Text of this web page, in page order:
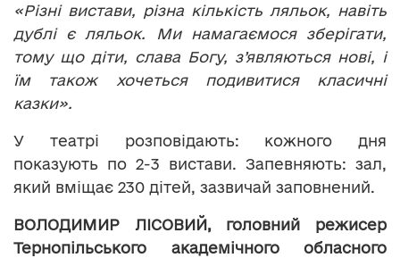
«Різні вистави, різна кількість ляльок, навіть
дублі є ляльок. Ми намагаємося зберігати,
тому що діти, слава Богу, з’являються нові, і
їм також хочеться подивитися класичні
казки».
У театрі розповідають: кожного дня
показують по 2-3 вистави. Запевняють: зал,
який вміщає 230 дітей, зазвичай заповнений.
ВОЛОДИМИР ЛІСОВИЙ, головний режисер
Тернопільського академічного обласного